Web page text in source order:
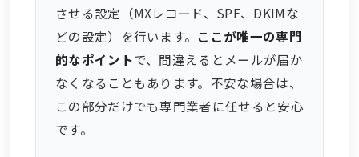
させる設定（MXレコード、SPF、DKIMな
どの設定）を行います。 ここが唯一の専門
的なポイントで、間違えるとメールが届か
なくなることもあります。不安な場合は、
この部分だけでも専門業者に任せると安心
です。